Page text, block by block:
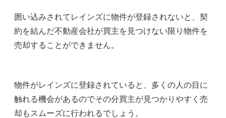
囲い込みされてレインズに物件が登録されないと、契
約を結んだ不動産会社が買主を見つけない限り物件を
売却することができません。
物件がレインズに登録されていると、多くの人の目に
触れる機会があるのでその分買主が見つかりやすく売
却もスムーズに行われるでしょう。